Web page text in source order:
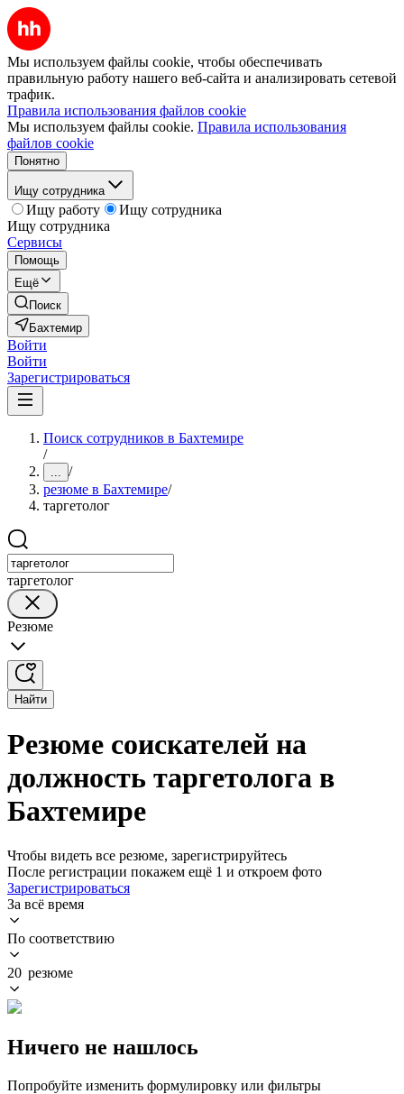
Мы используем файлы cookie, чтобы обеспечивать
правильную работу нашего веб-сайта и анализировать сетевой
трафик.
Правила использования файлов cookie
Мы используем файлы cookie. Правила использования
файлов cookie
Понятно
Ищу сотрудника
Ищу работу
Ищу сотрудника
Ищу сотрудника
Сервисы
Помощь
Ещё
Поиск
Бахтемир
Войти
Войти
Зарегистрироваться
Поиск сотрудников в Бахтемире
/
... /
резюме в Бахтемире/
таргетолог
таргетолог
Резюме
Найти
Резюме соискателей на
должность таргетолога в
Бахтемире
Чтобы видеть все резюме, зарегистрируйтесь
После регистрации покажем ещё 1 и откроем фото
Зарегистрироваться
За всё время
По соответствию
20 резюме
Ничего не нашлось
Попробуйте изменить формулировку или фильтры